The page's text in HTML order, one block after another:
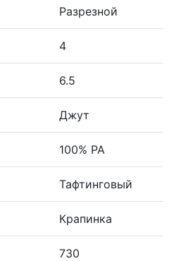
Разрезной
4
6.5
Джут
100% PA
Тафтинговый
Крапинка
730